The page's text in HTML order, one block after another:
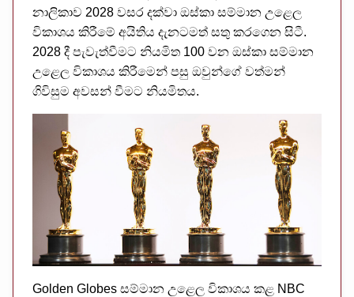
නාලිකාව 2028 වසර දක්වා ඔස්කා සම්මාන උළෙල
විකාශය කිරීමේ අයිතිය දැනටමත් සතු කරගෙන සිටී.
2028 දී පැවැත්වීමට නියමිත 100 වන ඔස්කා සම්මාන
උළෙල විකාශය කිරීමෙන් පසු ඔවුන්ගේ වත්මන්
ගිවිසුම අවසන් වීමට නියමිතය.
Golden Globes සම්මාන උළෙල විකාශය කළ NBC